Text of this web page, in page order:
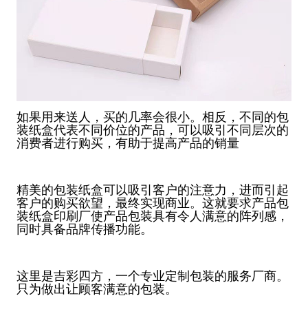
如果用来送人，买的几率会很小。相反，不同的包
装纸盒代表不同价位的产品，可以吸引不同层次的
消费者进行购买，有助于提高产品的销量
精美的包装纸盒可以吸引客户的注意力，进而引起
客户的购买欲望，最终实现商业。这就要求产品包
装纸盒印刷厂使产品包装具有令人满意的阵列感，
同时具备品牌传播功能。
这里是吉彩四方，一个专业定制包装的服务厂商。
只为做出让顾客满意的包装。